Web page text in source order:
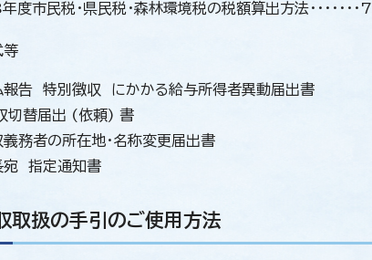
度市民税・県民税・森林環境税の税額算出方法・・・・・・・7
等
告 特別徴収 にかかる給与所得者異動届出書
切替届出 (依頼) 書
務者の所在地・名称変更届出書
宛 指定通知書
取扱の手引のご使用方法